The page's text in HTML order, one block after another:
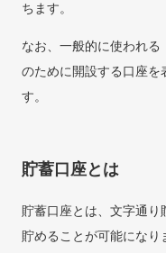
ちます。
なお、一般的に使われ
のために開設する口座を
す。
貯蓄口座とは
貯蓄口座とは、文字通
貯めることが可能にな